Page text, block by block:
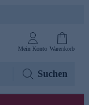
Mein Konto Warenkorb
Suchen